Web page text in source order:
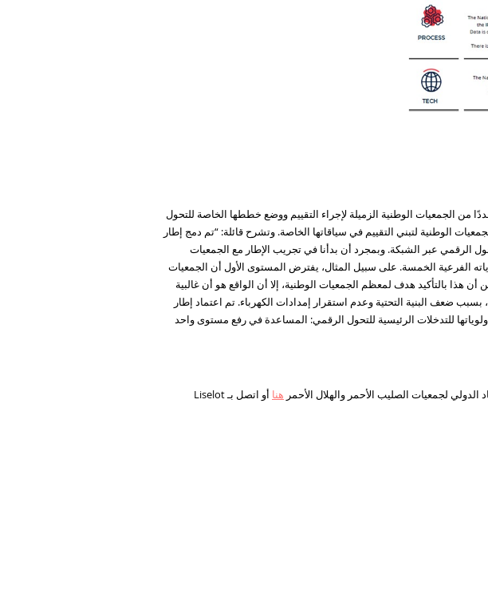
مع اللجنة الدولية للصليب الأحمر عددًا من الجمعيات الوطنية الزميلة لإجراء التقييم ووضع خططها الخاصة للتحول
الوطنية لتبني التقييم في سياقاتها الخاصة. وتشرح قائلة: “تم دمج إطار
الرقمي عبر الشبكة. وبمجرد أن بدأنا في تجريب الإطار مع الجمعيات
الفرعية الخمسة. على سبيل المثال، يفترض المستوى الأول أن الجمعيات
أن هذا بالتأكيد هدف لمعظم الجمعيات الوطنية، إلا أن الواقع هو أن غالبية
ضعف البنية التحتية وعدم استقرار إمدادات الكهرباء. تم اعتماد إطار
للتدخلات الرئيسية للتحول الرقمي: المساعدة في رفع مستوى واحد
لجمعيات الصليب الأحمر والهلال الأحمر هنا
أو اتصل بـ Liselot